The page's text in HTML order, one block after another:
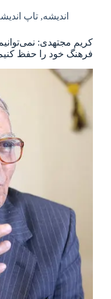
اندیشه, تاپ
کریم مجتهدی:
فرهنگ خود را حفظ